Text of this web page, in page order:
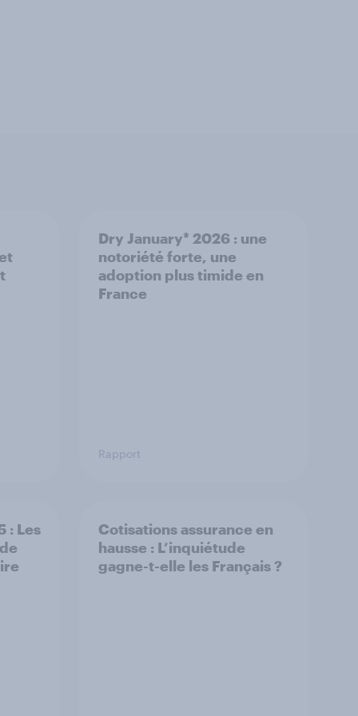
Dry January* 2026 : une
notoriété forte, une
adoption plus timide en
France
Rapport
: Les
Cotisations assurance en
hausse : L’inquiétude
gagne-t-elle les Français ?